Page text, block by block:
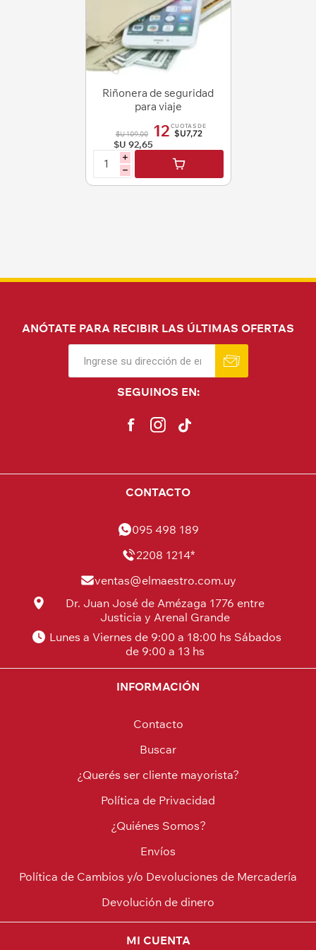
Riñonera de seguridad
para viaje
$U 109,00
$U 92,65
12 CUOTAS DE
$U7,72
i
h
ANÓTATE PARA RECIBIR LAS ÚLTIMAS OFERTAS
SEGUINOS EN:
CONTACTO
095 498 189
2208 1214*
ventas@elmaestro.com.uy
Dr. Juan José de Amézaga 1776 entre
Justicia y Arenal Grande
Lunes a Viernes de 9:00 a 18:00 hs Sábados
de 9:00 a 13 hs
INFORMACIÓN
Contacto
Buscar
¿Querés ser cliente mayorista?
Política de Privacidad
¿Quiénes Somos?
Envíos
Política de Cambios y/o Devoluciones de Mercadería
Devolución de dinero
MI CUENTA